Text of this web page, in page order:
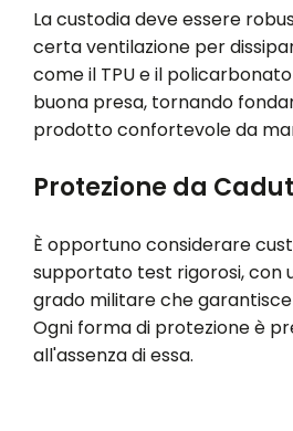
La custodia deve essere
certa ventilazione per
come il TPU e il
buona presa, tornando
prodotto confortevole da
Protezione da
È opportuno considerare
supportato test rigorosi, con
grado militare che
Ogni forma di protezione è
all'assenza di essa.